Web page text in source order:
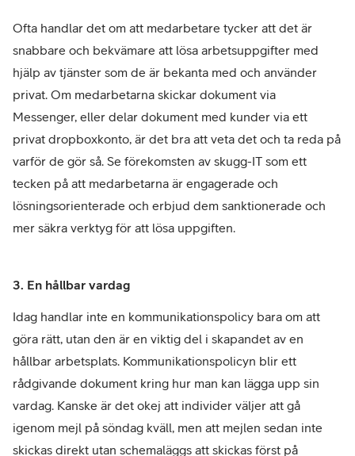
Ofta handlar det om att medarbetare tycker att det är
snabbare och bekvämare att lösa arbetsuppgifter med
hjälp av tjänster som de är bekanta med och använder
privat. Om medarbetarna skickar dokument via
Messenger, eller delar dokument med kunder via ett
privat dropboxkonto, är det bra att veta det och ta reda på
varför de gör så. Se förekomsten av skugg-IT som ett
tecken på att medarbetarna är engagerade och
lösningsorienterade och erbjud dem sanktionerade och
mer säkra verktyg för att lösa uppgiften.
3. En hållbar vardag
Idag handlar inte en kommunikationspolicy bara om att
göra rätt, utan den är en viktig del i skapandet av en
hållbar arbetsplats. Kommunikationspolicyn blir ett
rådgivande dokument kring hur man kan lägga upp sin
vardag. Kanske är det okej att individer väljer att gå
igenom mejl på söndag kväll, men att mejlen sedan inte
skickas direkt utan schemaläggs att skickas först på